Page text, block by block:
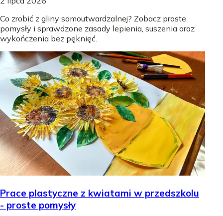
Co zrobić z gliny samoutwardzalnej? Zobacz proste
pomysły i sprawdzone zasady lepienia, suszenia oraz
wykończenia bez pęknięć.
Prace plastyczne z kwiatami w przedszkolu
- proste pomysły